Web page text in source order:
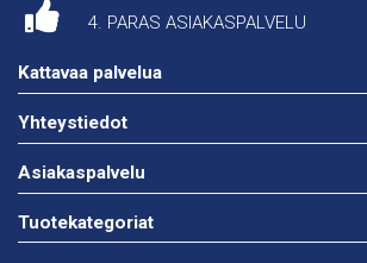
4. PARAS ASIAKASPALVELU
Kattavaa palvelua
Yhteystiedot
Asiakaspalvelu
Tuotekategoriat